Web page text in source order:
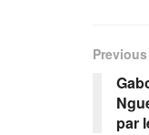
par